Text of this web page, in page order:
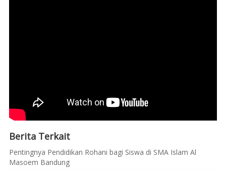
Berita Terkait
Pentingnya Pendidikan Rohani bagi Siswa di SMA Islam Al
Masoem Bandung